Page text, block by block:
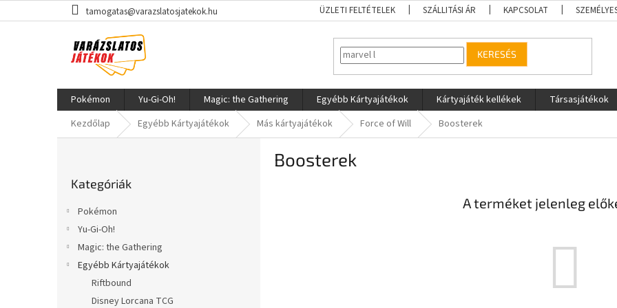
a
tamogatas@varazslatosjatekok.hu ÜZLETI FELTÉTELEK SZÁLLITÁSI ÁR KAPCSOLAT
KERESÉS
Pokémon Yu-Gi-Oh! Magic: the Gathering Egyébb Kártyajátékok Kártyajáték kellékek Társasjátékok
Kezdőlap
Egyébb Kártyajátékok Más kártyajátékok Force of Will Boosterek
átugrása
Kategóriák
Pokémon
Yu-Gi-Oh!
Magic: the Gathering
Egyébb Kártyajátékok
Riftbound
Disney Lorcana TCG
Boosterek
A terméket jelenleg